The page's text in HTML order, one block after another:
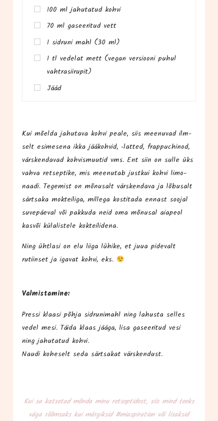
100 ml jahu­ta­tud kohvi
70 ml gasee­ri­tud vett
1 sid­runi mahl (30 ml)
1 tl vede­lat mett (vegan ver­sioo­ni puhul
vahtrasiirupit)
Jääd
Kui mõel­da jahu­ta­va koh­vi pea­le, siis mee­nu­vad ilm­
selt esi­me­se­na ikka jää­koh­vid, ‑lat­ted, frap­puc­hi­nod,
värs­ken­da­vad koh­vis­muu­tid vms. Ent siin on sul­le üks
vah­va ret­sep­ti­ke, mis mee­nu­tab just­kui koh­vi limo­
naa­di. Tege­mist on mõnu­salt värs­ken­da­va ja lõbu­salt
särt­sa­ka mok­tei­liga, mil­le­ga kos­ti­ta­da ennast soo­jal
suve­päe­val või pak­ku­da neid oma mõnusal aiapeol
kas­või külalis­te­le kokteilidena.
Ning üht­lasi on elu lii­ga lühi­ke, et juua pide­valt
rutiin­set ja iga­vat koh­vi, eks.
Val­mis­ta­mi­ne:
Pres­si kla­asi põh­ja sid­ru­ni­mahl ning lahus­ta sel­les
vedel mesi. Täi­da klaas jää­ga, lisa gasee­ri­tud vesi
ning jahu­ta­tud koh­vi.
Nau­di kohe­selt seda särt­sa­kat värskendust.
Kui sa kat­se­tad mõn­da minu ret­sep­ti­dest, siis mind teeks
väga rõõm­saks kui mär­gik­sid #mias­pi­ra­tion või lisak­sid